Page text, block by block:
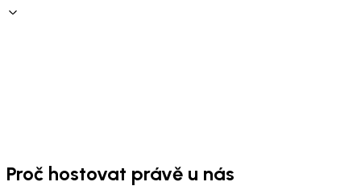
Proč hostovat právě u nás